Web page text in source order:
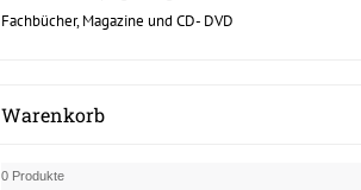
Fachbücher, Magazine und CD- DVD
Warenkorb
0 Produkte